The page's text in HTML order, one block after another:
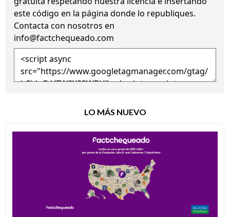
este código en la página donde lo republiques.
Contacta con nosotros en
info@factchequeado.com
LO MÁS NUEVO